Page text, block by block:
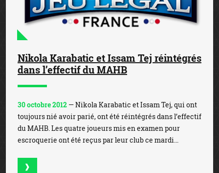
Nikola Karabatic et Issam Tej réintégrés
dans l’effectif du MAHB
30 octobre 2012 — Nikola Karabatic et Issam Tej, qui ont
toujours nié avoir parié, ont été réintégrés dans l’effectif
du MAHB. Les quatre joueurs mis en examen pour
escroquerie ont été reçus par leur club ce mardi...